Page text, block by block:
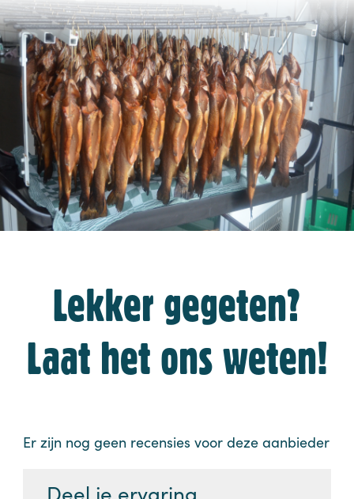
Lekker gegeten?
Laat het ons weten!
Er zijn nog geen recensies voor deze aanbieder
Deel je ervaring